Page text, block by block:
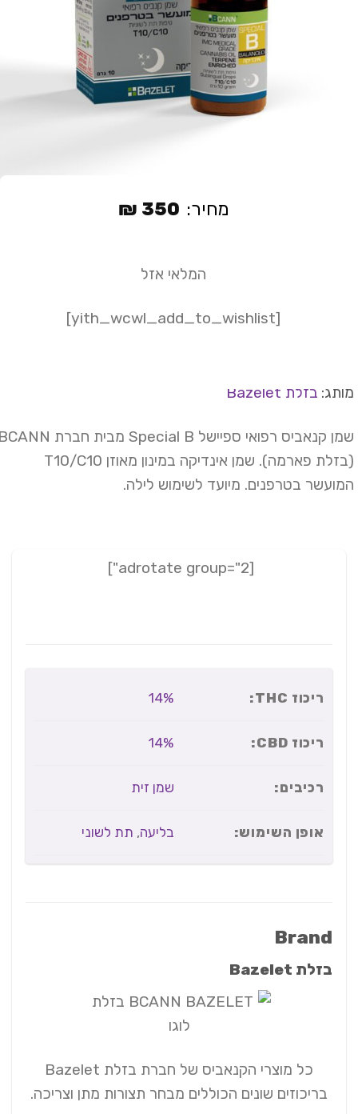
בזלת Bazelet
שמן קנאביס רפואי ספיישל Special B מבית חברת BCANN
(בזלת פארמה). שמן אינדיקה במינון מאוזן T10/C10
בטרפנים. מיועד לשימוש לילה.
מחיר: 350
₪
המלאי אזל
ריכוז THC: 14%
ריכוז CBD: 14%
רכיבים: שמן זית
אופן השימוש: בליעה,תת לשוני
Brand
בזלת Bazelet
כל מוצרי הקנאביס של חברת בזלת Bazelet
בריכוזים שונים הכוללים מבחר תצורות מתן וצריכה.